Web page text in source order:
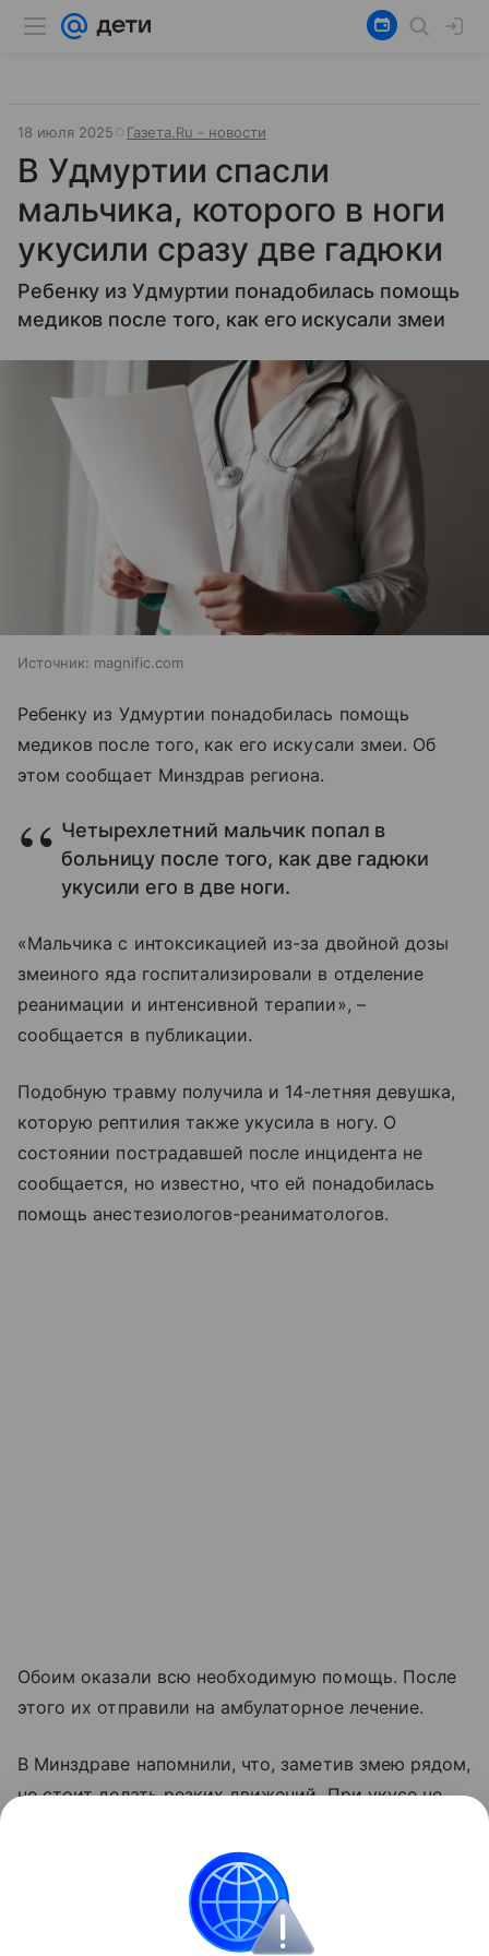
18 июля 2025 Газета.Ru - новости
В Удмуртии спасли
мальчика, которого в ноги
укусили сразу две гадюки
Ребенку из Удмуртии понадобилась помощь
медиков после того, как его искусали змеи
Источник: magnific.com
Ребенку из Удмуртии понадобилась помощь
медиков после того, как его искусали змеи. Об
этом сообщает Минздрав региона.
Четырехлетний мальчик попал в
больницу после того, как две гадюки
укусили его в две ноги.
«Мальчика с интоксикацией из-за двойной дозы
змеиного яда госпитализировали в отделение
реанимации и интенсивной терапии», –
сообщается в публикации.
Подобную травму получила и 14-летняя девушка,
которую рептилия также укусила в ногу. О
состоянии пострадавшей после инцидента не
сообщается, но известно, что ей понадобилась
помощь анестезиологов-реаниматологов.
Обоим оказали всю необходимую помощь. После
этого их отправили на амбулаторное лечение.
В Минздраве напомнили, что, заметив змею рядом,
не стоит делать резких движений. При укусе не
обратиться за медицинской помощью, не